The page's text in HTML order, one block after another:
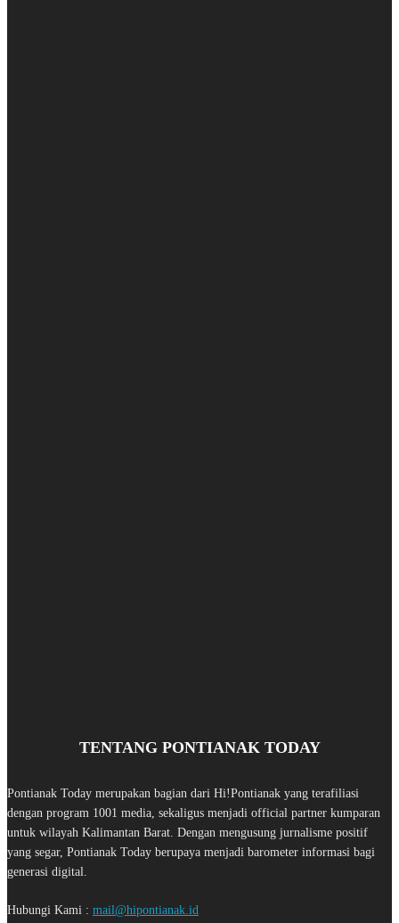
TENTANG PONTIANAK TODAY
Pontianak Today merupakan bagian dari Hi!Pontianak yang terafiliasi
dengan program 1001 media, sekaligus menjadi official partner kumparan
untuk wilayah Kalimantan Barat. Dengan mengusung jurnalisme positif
yang segar, Pontianak Today berupaya menjadi barometer informasi bagi
generasi digital.
Hubungi Kami : mail@hipontianak.id